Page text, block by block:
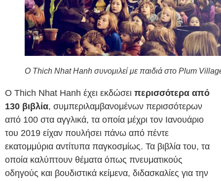
Ο Thich Nhat Hanh συνομιλεί με παιδιά στο Plum
Ο Thich Nhat Hanh έχει εκδώσει περισσότερα από
130 βιβλία, συμπεριλαμβανομένων περισσότερων
από 100 στα αγγλικά, τα οποία μέχρι τον Ιανουάριο
του 2019 είχαν πουλήσει πάνω από πέντε
εκατομμύρια αντίτυπα παγκοσμίως. Τα βιβλία του, τα
οποία καλύπτουν θέματα όπως πνευματικούς
οδηγούς και βουδιστικά κείμενα, διδασκαλίες για την